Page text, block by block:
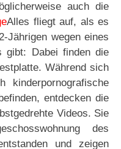
auch die
Alles fliegt auf, als es
Jährigen wegen eines
gibt: Dabei finden die
Während sich
kinderpornografische
entdecken die
Videos. Sie
des
und zeigen